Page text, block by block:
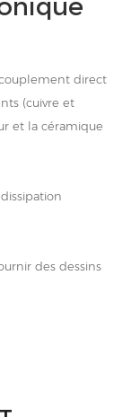
direct
(cuivre et
et la céramique
des dessins